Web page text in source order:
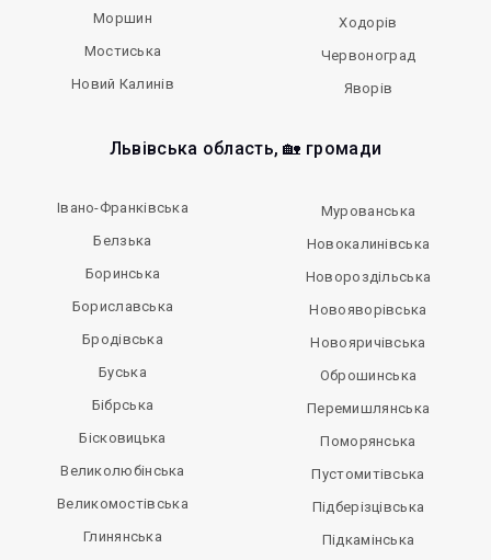
Моршин
Мостиська
Новий Калинів
Ходорів
Червоноград
Яворів
Львівська область, 🏡 громади
Івано-Франківська
Белзька
Боринська
Бориславська
Бродівська
Буська
Бібрська
Бісковицька
Великолюбінська
Великомостівська
Глинянська
Мурованська
Новокалинівська
Новороздільська
Новояворівська
Новояричівська
Оброшинська
Перемишлянська
Поморянська
Пустомитівська
Підберізцівська
Підкамінська